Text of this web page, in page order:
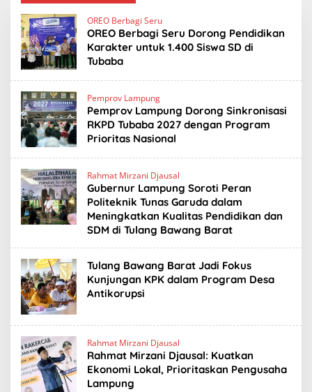
OREO Berbagi Seru
OREO Berbagi Seru Dorong Pendidikan
Karakter untuk 1.400 Siswa SD di
Tubaba
Pemprov Lampung
Pemprov Lampung Dorong Sinkronisasi
RKPD Tubaba 2027 dengan Program
Prioritas Nasional
Rahmat Mirzani Djausal
Gubernur Lampung Soroti Peran
Politeknik Tunas Garuda dalam
Meningkatkan Kualitas Pendidikan dan
SDM di Tulang Bawang Barat
Tulang Bawang Barat Jadi Fokus
Kunjungan KPK dalam Program Desa
Antikorupsi
Rahmat Mirzani Djausal
Rahmat Mirzani Djausal: Kuatkan
Ekonomi Lokal, Prioritaskan Pengusaha
Lampung